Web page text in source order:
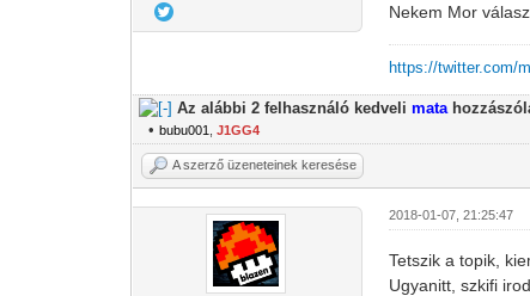
Nekem Mor
https://twitter.com/
Az alábbi 2 felhasználó kedvelimata
•bubu001 ,J1GG4
A szerző üzeneteinek keresése
2018-01-07, 21:25:47
Tetszik a topik,
Ugyanitt, szkifi